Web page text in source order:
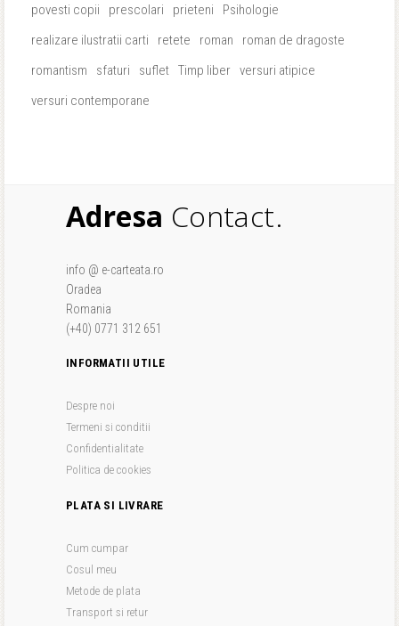
povesti copii
prescolari prieteni
Psihologie
realizare ilustratii carti
retete roman
roman de dragoste
romantism
sfaturi suflet Timp liber versuri atipice
versuri contemporane
Adresa Contact.
info @ e-carteata.ro
Oradea
Romania
(+40) 0771 312 651
INFORMATII UTILE
Despre noi
Termeni si conditii
Confidentialitate
Politica de cookies
PLATA SI LIVRARE
Cum cumpar
Cosul meu
Metode de plata
Transport si retur